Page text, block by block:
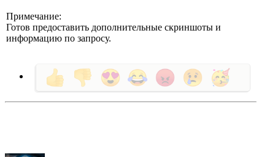
Примечание:
Готов предоставить дополнительные скриншоты и
информацию по запросу.